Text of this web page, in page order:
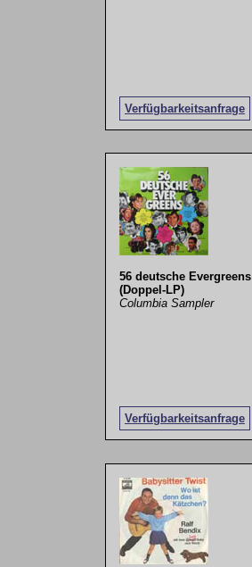
Verfügbarkeitsanfrage
56 deutsche Evergreens
(Doppel-LP)
Columbia Sampler
Verfügbarkeitsanfrage